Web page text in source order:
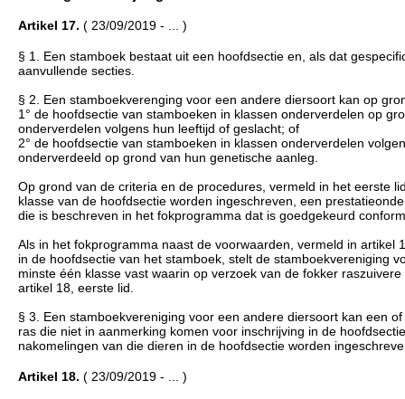
Artikel 17. ( 23/09/2019 - ... )
§ 1. Een stamboek bestaat uit een hoofdsectie en, als dat
aanvullende secties.
§ 2. Een stamboekverenging voor een andere diersoort kan op
1° de hoofdsectie van stamboeken in klassen onderverdelen op
onderverdelen volgens hun leeftijd of geslacht; of
2° de hoofdsectie van stamboeken in klassen onderverdelen
onderverdeeld op grond van hun genetische aanleg.
Op grond van de criteria en de procedures, vermeld in het eerste
klasse van de hoofdsectie worden ingeschreven, een
die is beschreven in het fokprogramma dat is goedgekeurd
Als in het fokprogramma naast de voorwaarden, vermeld in
in de hoofdsectie van het stamboek, stelt de stamboekvereniging
minste één klasse vast waarin op verzoek van de fokker
artikel 18, eerste lid.
§ 3. Een stamboekvereniging voor een andere diersoort kan een
ras die niet in aanmerking komen voor inschrijving in de
nakomelingen van die dieren in de hoofdsectie worden
Artikel 18. ( 23/09/2019 - ... )